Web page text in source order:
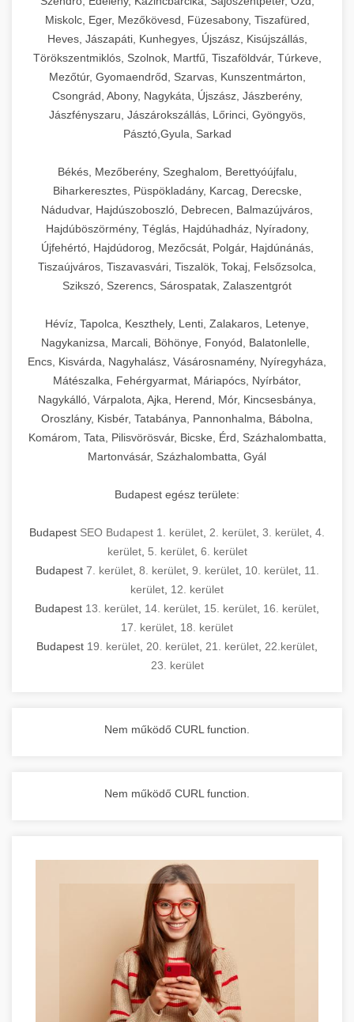
Miskolc, Eger, Mezőkövesd, Füzesabony, Tiszafüred,
Heves, Jászapáti, Kunhegyes, Újszász, Kisújszállás,
Törökszentmiklós, Szolnok, Martfű, Tiszaföldvár, Túrkeve,
Mezőtúr, Gyomaendrőd, Szarvas, Kunszentmárton,
Csongrád, Abony, Nagykáta, Újszász, Jászberény,
Jászfényszaru, Jászárokszállás, Lőrinci, Gyöngyös,
Pásztó,Gyula, Sarkad
Békés, Mezőberény, Szeghalom, Berettyóújfalu,
Biharkeresztes, Püspökladány, Karcag, Derecske,
Nádudvar, Hajdúszoboszló, Debrecen, Balmazújváros,
Hajdúböszörmény, Téglás, Hajdúhadház, Nyíradony,
Újfehértó, Hajdúdorog, Mezőcsát, Polgár, Hajdúnánás,
Tiszaújváros, Tiszavasvári, Tiszalök, Tokaj, Felsőzsolca,
Szikszó, Szerencs, Sárospatak, Zalaszentgrót
Hévíz, Tapolca, Keszthely, Lenti, Zalakaros, Letenye,
Nagykanizsa, Marcali, Böhönye, Fonyód, Balatonlelle,
Encs, Kisvárda, Nagyhalász, Vásárosnamény, Nyíregyháza,
Mátészalka, Fehérgyarmat, Máriapócs, Nyírbátor,
Nagykálló, Várpalota, Ajka, Herend, Mór, Kincsesbánya,
Oroszlány, Kisbér, Tatabánya, Pannonhalma, Bábolna,
Komárom, Tata, Pilisvörösvár, Bicske, Érd, Százhalombatta,
Martonvásár, Százhalombatta, Gyál
Budapest egész területe:
Budapest SEO Budapest 1. kerület 2. kerület 3. kerület 4.
kerület, 5. kerület, 6. kerület
Budapest 7. kerület, 8. kerület, 9. kerület, 10. kerület, 11.
kerület 12. kerület
Budapest 13. kerület 14. kerület 15. kerület 16. kerület
17. kerület 18. kerület
Budapest 19. kerület 20. kerület 21. kerület 22.kerület
23. kerület
Nem működő CURL function.
Nem működő CURL function.